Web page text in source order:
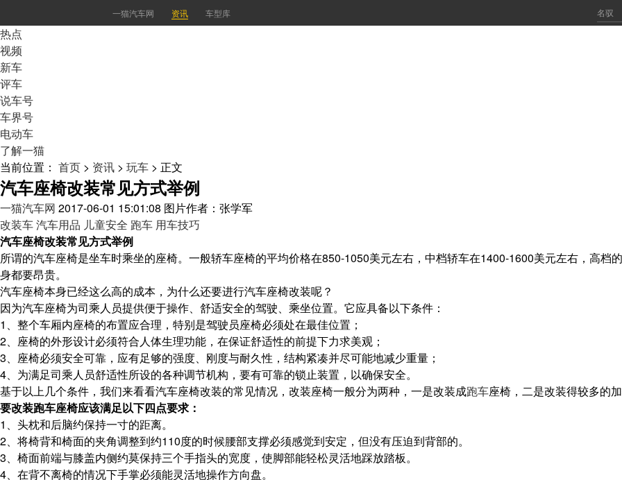
一猫汽车网 资讯 车型库
热点
视频
新车
评车
说车号
车界号
电动车
了解一猫
当前位置： 首页 > 资讯 > 玩车 > 正文
汽车座椅改装常见方式举例
一猫汽车网 2017-06-01 15:01:08 图片作者：张学军
改装车汽车用品 儿童安全 跑车 用车技巧
汽车座椅改装常见方式举例
所谓的汽车座椅是坐车时乘坐的座椅。一般轿车座椅的平均价格在850-1050美元左右，中档轿车在1400-1600美元左右，高档
身都要昂贵。
汽车座椅本身已经这么高的成本，为什么还要进行汽车座椅改装呢？
因为汽车座椅为司乘人员提供便于操作、舒适安全的驾驶、乘坐位置。它应具备以下条件：
1、整个车厢内座椅的布置应合理，特别是驾驶员座椅必须处在最佳位置；
2、座椅的外形设计必须符合人体生理功能，在保证舒适性的前提下力求美观；
3、座椅必须安全可靠，应有足够的强度、刚度与耐久性，结构紧凑并尽可能地减少重量；
4、为满足司乘人员舒适性所设的各种调节机构，要有可靠的锁止装置，以确保安全。
基于以上几个条件，我们来看看汽车座椅改装的常见情况，改装座椅一般分为两种，一是改装成跑车座椅，二是改装得较多的加
要改装跑车座椅应该满足以下四点要求：
1、头枕和后脑约保持一寸的距离。
2、将椅背和椅面的夹角调整到约110度的时候腰部支撑必须感觉到安定，但没有压迫到背部的。
3、椅面前端与膝盖内侧约莫保持三个手指头的宽度，使脚部能轻松灵活地踩放踏板。
4、在背不离椅的情况下手掌必须能灵活地操作方向盘。